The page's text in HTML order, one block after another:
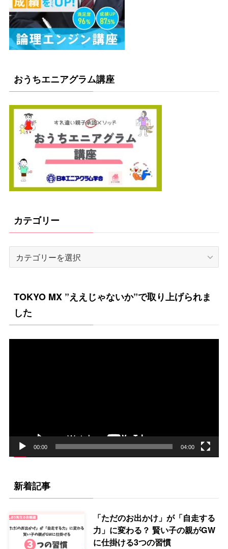
おうちエニアグラム講座
カテゴリー
テ
リ
ー
TOKYO MX ”ええじゃないか”で取り上げられま
した
00:00 04:00
新着記事
「ただのお出かけ」が「自走する
力」に変わる？ 賢い子の親がGW
に仕掛ける3つの習慣